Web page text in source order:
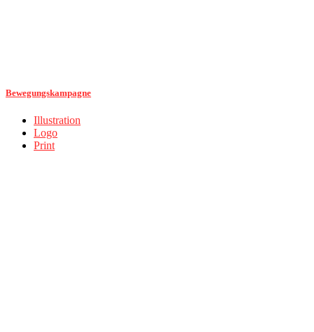
Bewegungskampagne
Illustration
Logo
Print